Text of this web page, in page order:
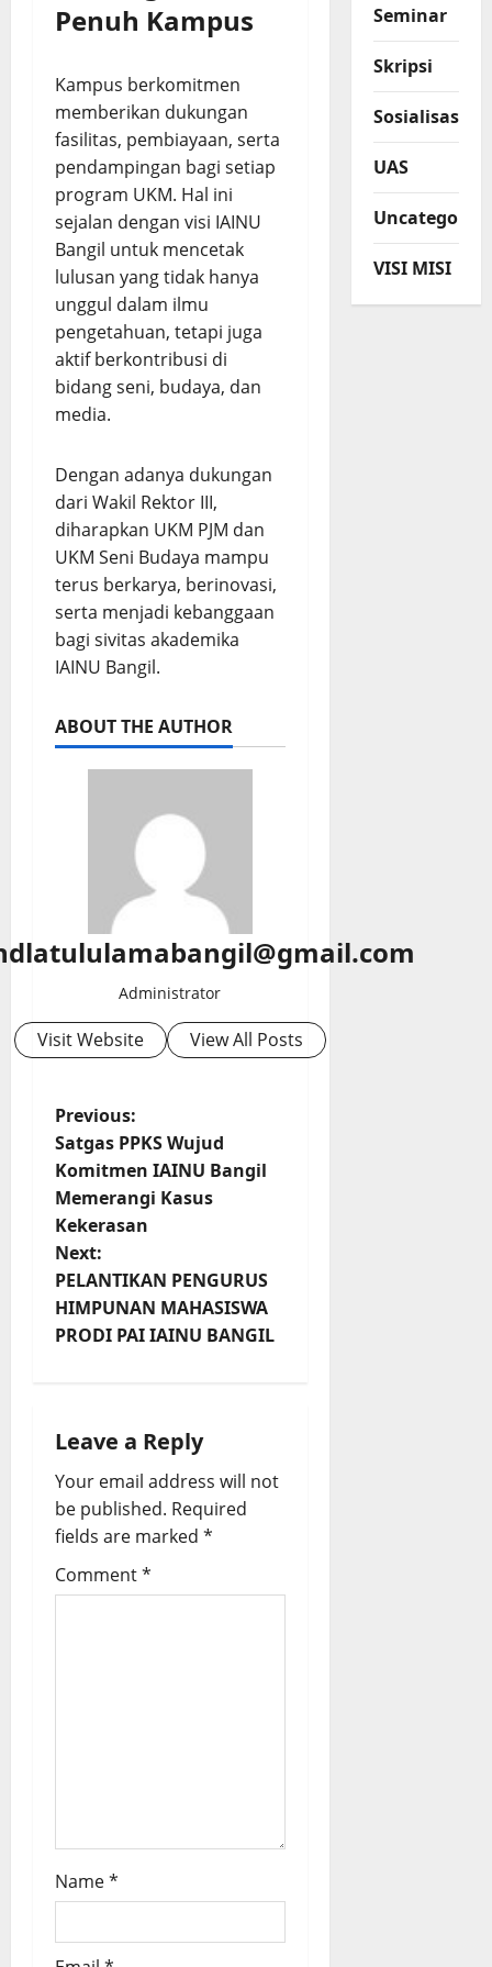
Penuh Kampus
Kampus berkomitmen
memberikan dukungan
fasilitas, pembiayaan, serta
pendampingan bagi setiap
program UKM. Hal ini
sejalan dengan visi IAINU
Bangil untuk mencetak
lulusan yang tidak hanya
unggul dalam ilmu
pengetahuan, tetapi juga
aktif berkontribusi di
bidang seni, budaya, dan
media.
Dengan adanya dukungan
dari Wakil Rektor III,
diharapkan UKM PJM dan
UKM Seni Budaya mampu
terus berkarya, berinovasi,
serta menjadi kebanggaan
bagi sivitas akademika
IAINU Bangil.
ABOUT THE AUTHOR
Administrator
Visit Website View All Posts
P
o
s
t
n
a
i
g
a
t
Previous:
Satgas PPKS Wujud
Komitmen IAINU Bangil
Memerangi Kasus
Kekerasan
Next:
PELANTIKAN PENGURUS
HIMPUNAN MAHASISWA
PRODI PAI IAINU BANGIL
Leave a Reply
Your email address will not
be published. Required
fields are marked *
Comment*
Name*
Seminar
Skripsi
Sosialisasi
UAS
VISI MISI